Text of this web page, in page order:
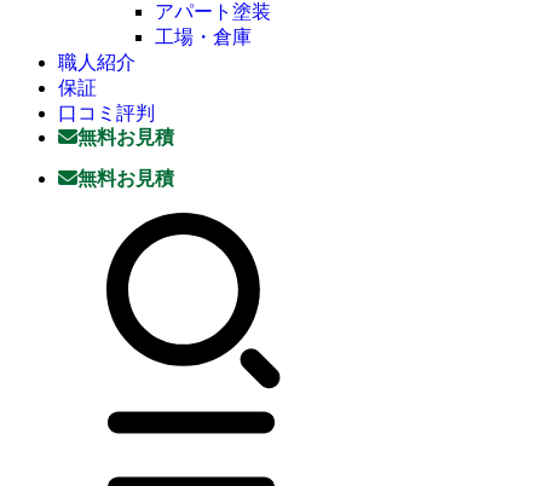
アパート塗装
工場・倉庫
職人紹介
保証
口コミ評判
無料お見積
無料お見積